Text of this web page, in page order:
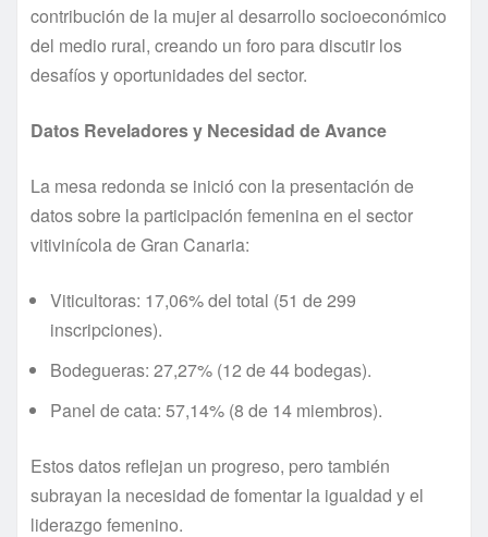
contribución de la mujer al desarrollo socioeconómico
del medio rural, creando un foro para discutir los
desafíos y oportunidades del sector.
Datos Reveladores y Necesidad de Avance
La mesa redonda se inició con la presentación de
datos sobre la participación femenina en el sector
vitivinícola de Gran Canaria:
Viticultoras: 17,06% del total (51 de 299
inscripciones).
Bodegueras: 27,27% (12 de 44 bodegas).
Panel de cata: 57,14% (8 de 14 miembros).
Estos datos reflejan un progreso, pero también
subrayan la necesidad de fomentar la igualdad y el
liderazgo femenino.